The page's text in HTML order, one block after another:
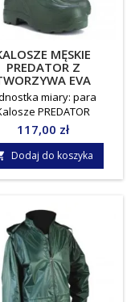
MĘSKIE
PREDATOR Z
EVA
miary: para
PREDATOR
są z tworzywa
dzięki czemu są bardzo
i posiadają właściwości
do -30C.
Cena
117,00 zł
Dodaj do koszyka